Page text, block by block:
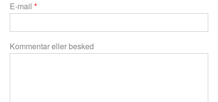
E-mail *
Kommentar eller besked